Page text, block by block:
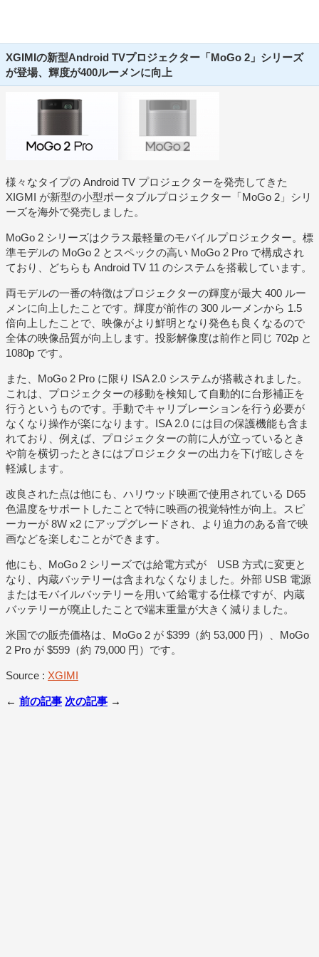
XGIMIの新型Android TVプロジェクター「MoGo 2」シリーズ
が登場、輝度が400ルーメンに向上
様々なタイプの Android TV プロジェクターを発売してきた
XIGMI が新型の小型ポータブルプロジェクター「MoGo 2」シリ
ーズを海外で発売しました。
MoGo 2 シリーズはクラス最軽量のモバイルプロジェクター。標
準モデルの MoGo 2 とスペックの高い MoGo 2 Pro で構成され
ており、どちらも Android TV 11 のシステムを搭載しています。
両モデルの一番の特徴はプロジェクターの輝度が最大 400 ルー
メンに向上したことです。輝度が前作の 300 ルーメンから 1.5
倍向上したことで、映像がより鮮明となり発色も良くなるので
全体の映像品質が向上します。投影解像度は前作と同じ 702p と
1080p です。
また、MoGo 2 Pro に限り ISA 2.0 システムが搭載されました。
これは、プロジェクターの移動を検知して自動的に台形補正を
行うというものです。手動でキャリブレーションを行う必要が
なくなり操作が楽になります。ISA 2.0 には目の保護機能も含ま
れており、例えば、プロジェクターの前に人が立っているとき
や前を横切ったときにはプロジェクターの出力を下げ眩しさを
軽減します。
改良された点は他にも、ハリウッド映画で使用されている D65
色温度をサポートしたことで特に映画の視覚特性が向上。スピ
ーカーが 8W x2 にアップグレードされ、より迫力のある音で映
画などを楽しむことができます。
他にも、MoGo 2 シリーズでは給電方式が USB 方式に変更と
なり、内蔵バッテリーは含まれなくなりました。外部 USB 電源
またはモバイルバッテリーを用いて給電する仕様ですが、内蔵
バッテリーが廃止したことで端末重量が大きく減りました。
米国での販売価格は、MoGo 2 が $399（約 53,000 円）、MoGo
2 Pro が $599（約 79,000 円）です。
Source : XGIMI
← 前の記事 次の記事 →